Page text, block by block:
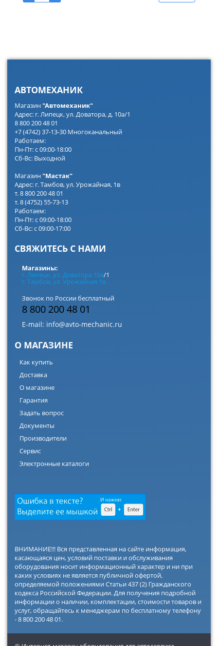
АВТОМЕХАНИК
Магазин"Автомеханик"
Адрес: г. Липецк, ул. Доватора, д. 10а/1
8 800 200 48 01
+7 (4742) 37-13-30 Многоканальный
Работаем:
Пн-Пт: с 09:00-18:00
Сб-Вс: Выходной
Магазин"Мастак"
Адрес: г. Тамбов, ул. Урожайная, 1в
т. 8 800 200 48 01
т. 8 (4752) 55-73-13
Работаем:
Пн-Пт: с 09:00-18:00
Сб-Вс: с 09:00-17:00
СВЯЖИТЕСЬ С НАМИ
Магазины:
г. Липецк, ул. Доватора 10а/1
г. Тамбов, ул. Урожайная 1в
Звонок по России бесплатный
8 800 200 48 01
E-mail: info@avto-mechanic.ru
О МАГАЗИНЕ
Как купить
Доставка
О магазине
Гарантия
Задать вопрос
Документы
Производители
Сервис
Электронные каталоги
ВНИМАНИЕ!!! Вся представленная на сайте информация,
касающаяся цен, условий поставки и обслуживания
оборудования носит информационный характер и ни при
каких условиях не является публичной офертой,
определяемой положениями Статьи 437 (2) Гражданского
кодекса Российской Федерации. Для получения подробной
информации о наличии, комплектации, стоимости товаров и
услуг, обращайтесь к менеджерам по бесплатному телефону
- 8 800 200 48 01.